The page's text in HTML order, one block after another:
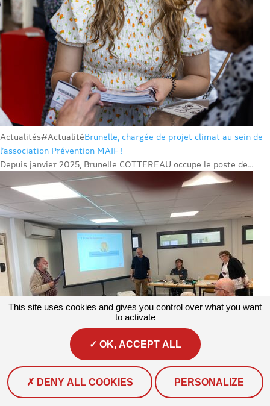
Actualités#ActualitéBrunelle, chargée de projet climat au sein de
l’association Prévention MAIF !
Depuis janvier 2025, Brunelle COTTEREAU occupe le poste de...
Actualités#Actualité #Numérique
Assemblée générale des
retraités CFDT : mobilisés contre les arnaques
This site uses cookies and gives you control over what you want
to activate
OK, ACCEPT ALL
DENY ALL COOKIES PERSONALIZE